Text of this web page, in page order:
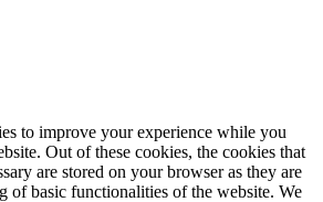
to improve your experience while you
Out of these cookies, the cookies that
are stored on your browser as they are
of basic functionalities of the website. We